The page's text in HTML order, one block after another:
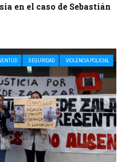
en el caso de Sebastián
SEGURIDAD VIOLENCIA POLICIAL